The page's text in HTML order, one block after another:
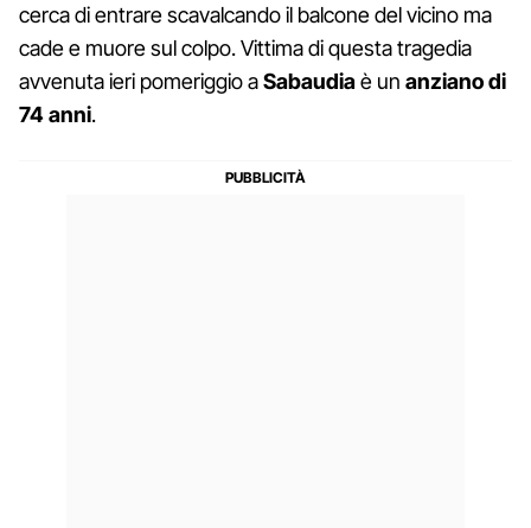
cerca di entrare scavalcando il balcone del vicino ma
cade e muore sul colpo. Vittima di questa tragedia
avvenuta ieri pomeriggio aSabaudiaè un anziano di
74 anni.